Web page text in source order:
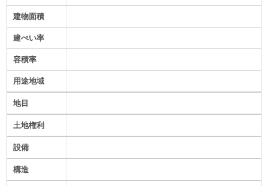
建物面積
建ぺい率
容積率
用途地域
地目
土地権利
設備
構造